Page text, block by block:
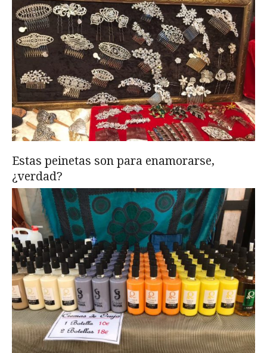
Estas peinetas son para enamorarse,
¿verdad?